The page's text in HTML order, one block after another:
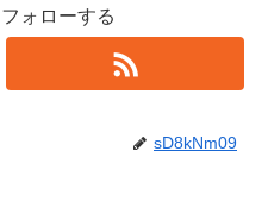
ォローする
sD8kNm09